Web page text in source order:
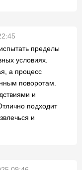
пределы
условиях.
а процесс
поворотам.
и
подходит
и